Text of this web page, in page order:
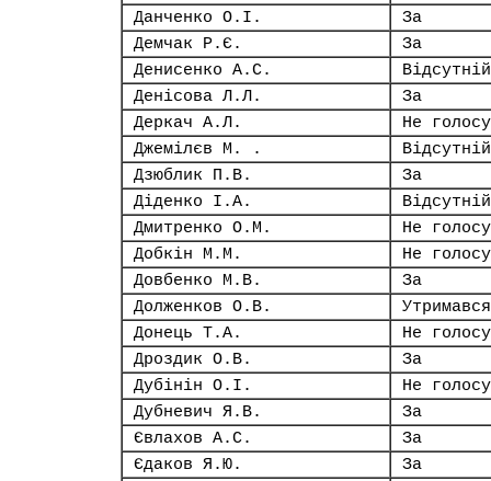
Данченко О.І.
За
Демчак Р.Є.
За
Денисенко А.С.
Відсутній
Денісова Л.Л.
За
Деркач А.Л.
Не
Джемілєв М. .
Відсутній
Дзюблик П.В.
За
Діденко І.А.
Відсутній
Дмитренко О.М.
Не
Добкін М.М.
Не
Довбенко М.В.
За
Долженков О.В.
Утримався
Донець Т.А.
Не
Дроздик О.В.
За
Дубінін О.І.
Не
Дубневич Я.В.
За
Євлахов А.С.
За
Єдаков Я.Ю.
За